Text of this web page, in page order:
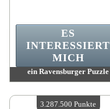
ein Ravensburger Puzzle
Verfügbare Menge:4
ES
INTERESSIERT
MICH
3.287.500 Punkte